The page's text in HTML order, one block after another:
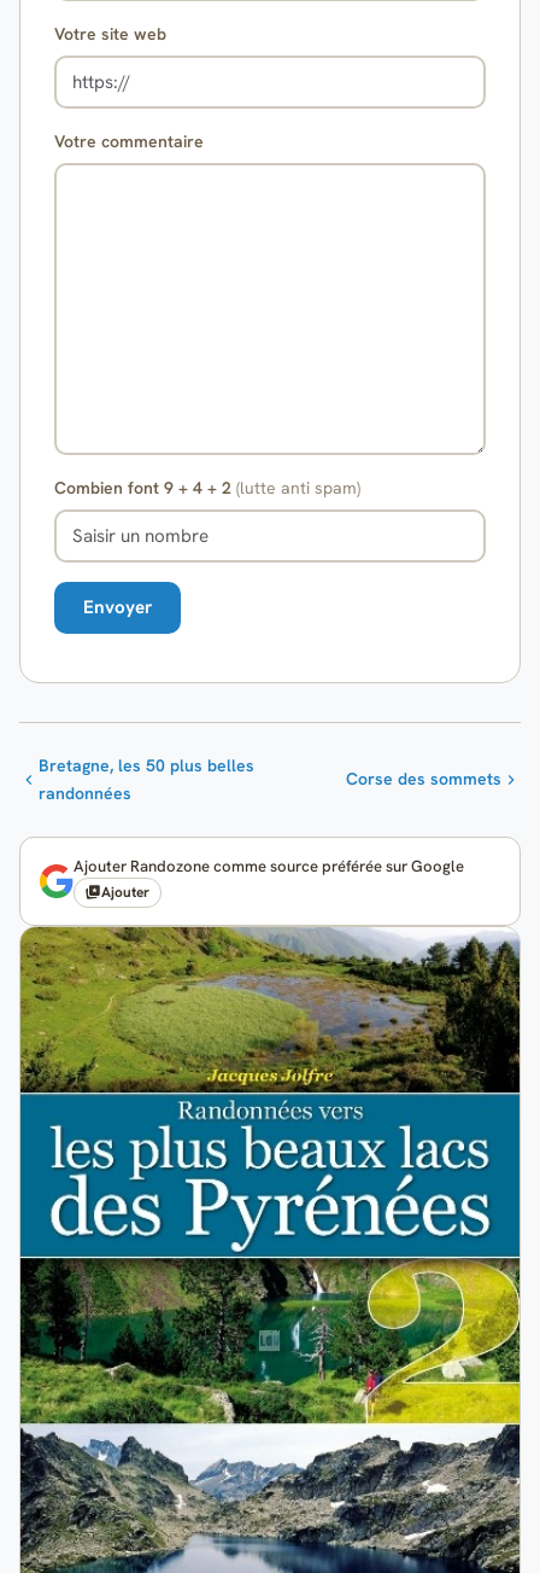
Votre site web
Votre commentaire
Combien font 9 + 4 + 2 (lutte anti spam)
Bretagne, les 50 plus belles
randonnées
Corse des sommets
Ajouter Randozone comme source préférée sur Google
Ajouter